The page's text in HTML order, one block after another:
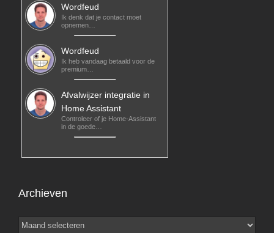
Wordfeud
Ik denk dat je contact moet
opnemen…
Wordfeud
Ik heb vandaag betaald voor de
premium…
Afvalwijzer integratie in
Home Assistant
Controleer of je Home-Assistant
in de goede…
Archieven
Archieven